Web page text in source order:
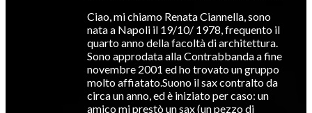
Ciao, mi chiamo Renata Ciannella, sono
nata a Napoli il 19/10/ 1978, frequento il
quarto anno della facoltà di architettura.
Sono approdata alla Contrabbanda a fine
novembre 2001 ed ho trovato un gruppo
molto affiatato.Suono il sax contralto da
circa un anno, ed è iniziato per caso: un
amico mi prestò un sax (un pezzo di